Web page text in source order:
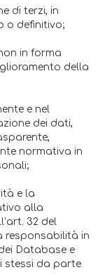
di terzi, in
o definitivo;
in forma
della
e nel
dei dati,
normativa in
e la
alla
32 del
responsabilità in
Database e
stessi da parte